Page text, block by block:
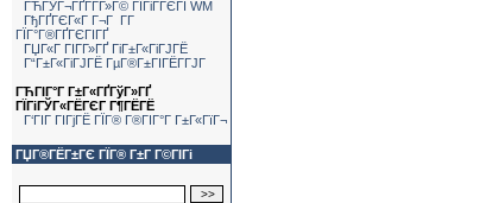
ГЋГЎГ¬ГҐГ­Г­Г»Г© ГЇГіГ­ГЄГІ WM
ГђГҐГЄГ«Г Г¬Г Г­Г
ГЇГ°Г®ГҐГЄГІГҐ
ГЏГ«Г ГІГ­Г»ГҐ ГіГ±Г«ГіГЈГЁ
Г“Г±Г«ГіГЈГЁ ГµГ®Г±ГІГЁГ­ГЈГ
ГЋГІГ°Г Г±Г«ГҐГўГ»ГҐ
ГЇГіГЎГ«ГЁГЄГ Г¶ГЁГЁ
Г‘ГІГ ГІГјГЁ ГЇГ® Г®ГІГ°Г Г±Г«ГїГ¬
ГЏГ®ГЁГ±ГЄ ГЇГ® Г±Г Г©ГІГі